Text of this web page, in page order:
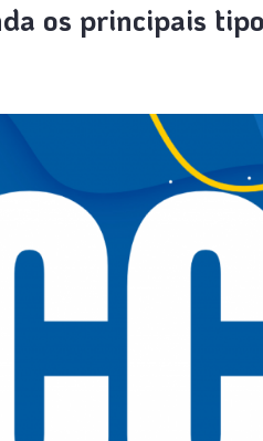
os principais